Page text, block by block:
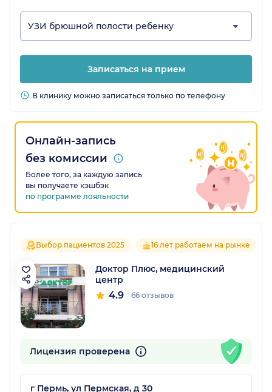
УЗИ брюшной полости ребенку
Записаться на прием
В клинику можно записаться только по телефону
Онлайн-запись
без комиссии
Более того, за каждую запись
вы получаете кэшбэк
по программе лояльности
Выбор пациентов 2025 16 лет работаем на рынке
Доктор Плюс, медицинский
центр
4.9 66 отзывов
Лицензия проверена
г Пермь, ул Пермская, д 30